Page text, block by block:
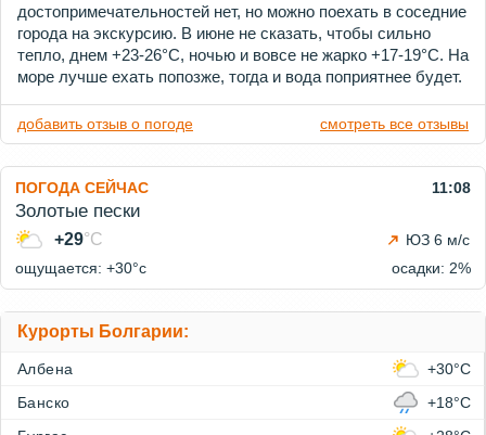
достопримечательностей нет, но можно поехать в соседние
города на экскурсию. В июне не сказать, чтобы сильно
тепло, днем +23-26°C, ночью и вовсе не жарко +17-19°C. На
море лучше ехать попозже, тогда и вода поприятнее будет.
добавить отзыв о погоде смотреть все отзывы
ПОГОДА СЕЙЧАС 11:08
Золотые пески
+29°C
ЮЗ 6 м/с
ощущается: +30°c
осадки: 2%
Курорты Болгарии:
Албена
+30°C
Банско
+18°C